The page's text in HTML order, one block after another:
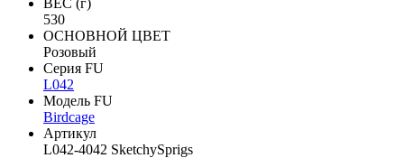
ВЕС (г)
530
ОСНОВНОЙ ЦВЕТ
Розовый
Серия FU
L042
Модель FU
Birdcage
Артикул
L042-4042 SketchySprigs